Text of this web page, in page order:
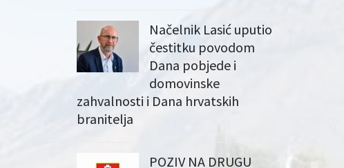
Načelnik Lasić uputio
čestitku povodom
Dana pobjede i
domovinske
zahvalnosti i Dana hrvatskih
branitelja
POZIV NA DRUGU